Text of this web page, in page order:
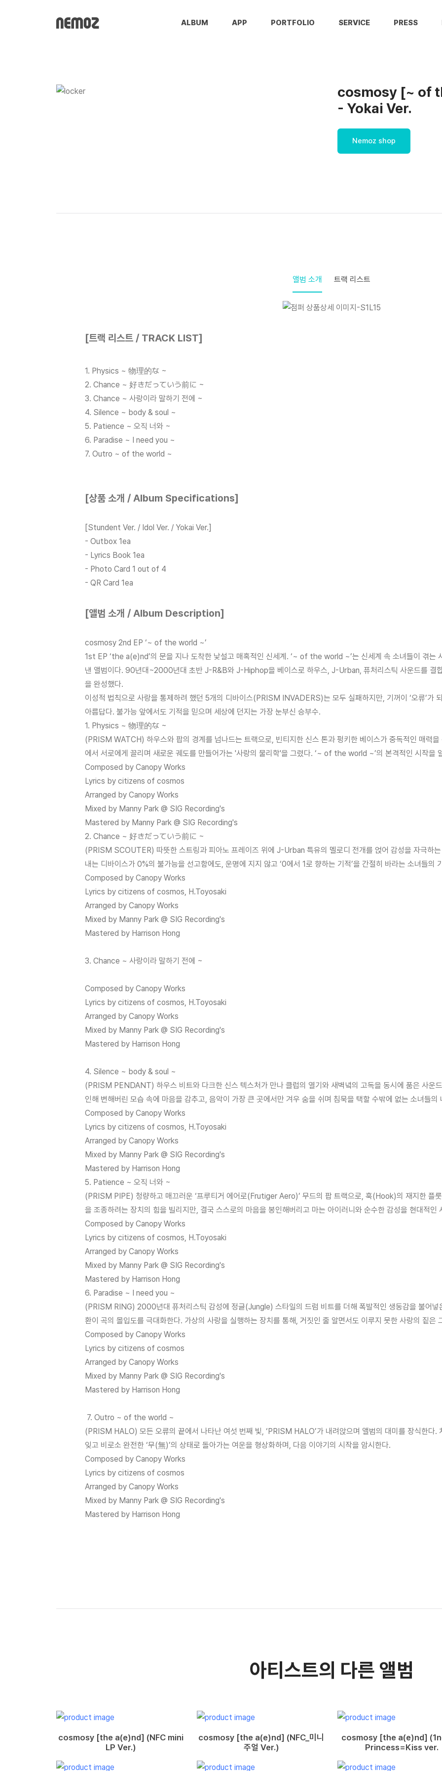
ALBUM APP PORTFOLIO SERVICE PRESS
cosmosy [~ of
- Yokai Ver.
Nemoz shop
앨범 소개 트랙 리스트
[트랙 리스트 / TRACK LIST]
1. Physics ~ 物理的な ~
2. Chance ~ 好きだっていう前に ~
3. Chance ~ 사랑이라 말하기 전에 ~
4. Silence ~ body & soul ~
5. Patience ~ 오직 너와 ~
6. Paradise ~ I need you ~
7. Outro ~ of the world ~
[상품 소개 / Album Specifications]
[Stundent Ver. / Idol Ver. / Yokai Ver.]
- Outbox 1ea
- Lyrics Book 1ea
- Photo Card 1 out of 4
- QR Card 1ea
[앨범 소개 / Album Description]
cosmosy 2nd EP ‘~ of the world ~’
1st EP ‘the a(e)nd’의 문을 지나 도착한 낯설고 매혹적인 신세계. ‘~ of the world ~’는 신세계 속 소녀들이 겪는
낸 앨범이다. 90년대~2000년대 초반 J-R&B와 J-Hiphop을 베이스로 하우스, J-Urban, 퓨처리스틱 사운드를 결
을 완성했다.
이성적 법칙으로 사랑을 통제하려 했던 5개의 디바이스(PRISM INVADERS)는 모두 실패하지만, 기꺼이 ‘오류’가
아름답다. 불가능 앞에서도 기적을 믿으며 세상에 던지는 가장 눈부신 승부수.
1. Physics ~ 物理的な ~
(PRISM WATCH) 하우스와 팝의 경계를 넘나드는 트랙으로, 빈티지한 신스 톤과 펑키한 베이스가 중독적인 매력
에서 서로에게 끌리며 새로운 궤도를 만들어가는 '사랑의 물리학'을 그렸다. ‘~ of the world ~’의 본격적인 시작을
Composed by Canopy Works
Lyrics by citizens of cosmos
Arranged by Canopy Works
Mixed by Manny Park @ SIG Recording's
Mastered by Manny Park @ SIG Recording's
2. Chance ~ 好きだっていう前に ~
(PRISM SCOUTER) 따뜻한 스트링과 피아노 프레이즈 위에 J-Urban 특유의 멜로디 전개를 얹어 감성을 자극하는
내는 디바이스가 0%의 불가능을 선고함에도, 운명에 지지 않고 ‘0에서 1로 향하는 기적’을 간절히 바라는 소녀들의
Composed by Canopy Works
Lyrics by citizens of cosmos, H.Toyosaki
Arranged by Canopy Works
Mixed by Manny Park @ SIG Recording's
Mastered by Harrison Hong
3. Chance ~ 사랑이라 말하기 전에 ~
Composed by Canopy Works
Lyrics by citizens of cosmos, H.Toyosaki
Arranged by Canopy Works
Mixed by Manny Park @ SIG Recording's
Mastered by Harrison Hong
4. Silence ~ body & soul ~
(PRISM PENDANT) 하우스 비트와 다크한 신스 텍스처가 만나 클럽의 열기와 새벽녘의 고독을 동시에 품은 사운
인해 변해버린 모습 속에 마음을 감추고, 음악이 가장 큰 곳에서만 겨우 숨을 쉬며 침묵을 택할 수밖에 없는 소녀들의
Composed by Canopy Works
Lyrics by citizens of cosmos, H.Toyosaki
Arranged by Canopy Works
Mixed by Manny Park @ SIG Recording's
Mastered by Harrison Hong
5. Patience ~ 오직 너와 ~
(PRISM PIPE) 청량하고 매끄러운 ‘프루티거 에어로(Frutiger Aero)’ 무드의 팝 트랙으로, 훅(Hook)의 재지한 플
을 조종하려는 장치의 힘을 빌리지만, 결국 스스로의 마음을 봉인해버리고 마는 아이러니와 순수한 감성을 현대적인
Composed by Canopy Works
Lyrics by citizens of cosmos, H.Toyosaki
Arranged by Canopy Works
Mixed by Manny Park @ SIG Recording's
Mastered by Harrison Hong
6. Paradise ~ I need you ~
(PRISM RING) 2000년대 퓨처리스틱 감성에 정글(Jungle) 스타일의 드럼 비트를 더해 폭발적인 생동감을 불어
환이 곡의 몰입도를 극대화한다. 가상의 사랑을 실행하는 장치를 통해, 거짓인 줄 알면서도 이루지 못한 사랑의 짙은
Composed by Canopy Works
Lyrics by citizens of cosmos
Arranged by Canopy Works
Mixed by Manny Park @ SIG Recording's
Mastered by Harrison Hong
7. Outro ~ of the world ~
(PRISM HALO) 모든 오류의 끝에서 나타난 여섯 번째 빛, ‘PRISM HALO’가 내려앉으며 앨범의 대미를 장식한다.
잊고 비로소 완전한 ‘무(無)’의 상태로 돌아가는 여운을 형상화하며, 다음 이야기의 시작을 암시한다.
Composed by Canopy Works
Lyrics by citizens of cosmos
Arranged by Canopy Works
Mixed by Manny Park @ SIG Recording's
Mastered by Harrison Hong
아티스트의 다른 앨범
cosmosy [the a(e)nd] (NFC mini
LP Ver.)
cosmosy [the a(e)nd] (NFC_미니
주얼 Ver.)
cosmosy [the a(e)nd]
Princess=Kiss ver.